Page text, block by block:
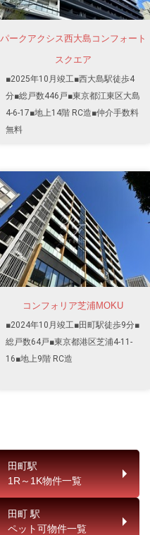
パークアクシス西大島コンフォート
スクエア
■2025年10月竣工■西大島駅徒歩4
分■総戸数446戸■東京都江東区大島
4-6-17■地上14階 RC造■仲介手数料
無料
コンフォリア芝浦MOKU
■2024年10月竣工■田町駅徒歩9分■
総戸数64戸■東京都港区芝浦4-11-
16■地上9階 RC造
田町駅
1R～1K物件一覧
田町 駅
ペット可物件一覧